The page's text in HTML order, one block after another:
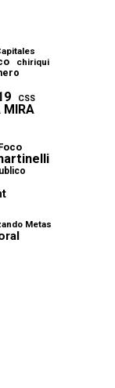
chiriqui
CSS
MIRA
Metas